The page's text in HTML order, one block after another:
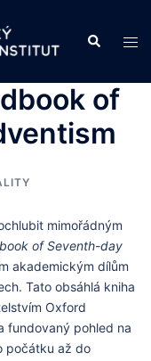
Search
of
mimořádným
of Seventh-day
akademickým dílům
Tato obsáhlá kniha
Oxford
fundovaný pohled na
počátku až do